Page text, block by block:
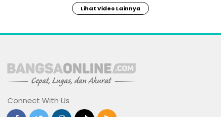
Lihat Video Lainnya
Connect With Us